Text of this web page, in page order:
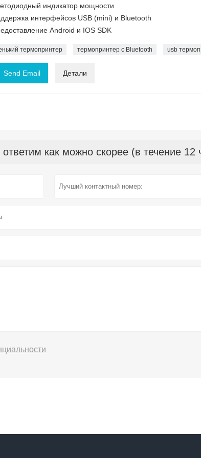
индикатор мощности
интерфейсов USB (mini) и Bluetooth
Android и IOS SDK
термопринтер термопринтер с Bluetooth usb
Send Email Детали
как можно скорее (в течение 12